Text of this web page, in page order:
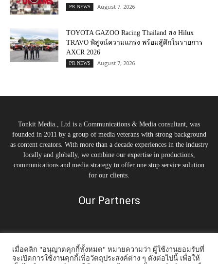
PR NEWS August 7, 2026
TOYOTA GAZOO Racing Thailand ส่ง Hilux
TRAVO พิสูจน์ความแกร่ง พร้อมสู้ศึกในรายการ
AXCR 2026
PR NEWS August 7, 2026
Tonkit Media., Ltd is a Communications & Media consultant, was
founded in 2011 by a group of media veterans with strong background
as content creators. With more than a decade experiences in the industry
locally and globally, we combine our expertise in productions,
communications and media strategy to offer one stop service solution
for our clients.
Our Partners
เมื่อคลิก "อนุญาตคุกกี้ทั้งหมด" หมายความว่า ผู้ใช้งานยอมรับที่
จะเปิดการใช้งานคุกกี้เพื่อวัตถุประสงค์ต่าง ๆ ดังต่อไปนี้ เพื่อให้